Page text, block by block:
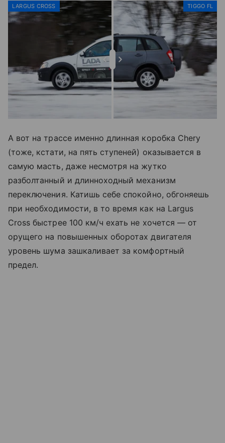
LARGUS CROSS TIGGO FL
А вот на трассе именно длинная коробка Chery
(тоже, кстати, на пять ступеней) оказывается в
самую масть, даже несмотря на жутко
разболтанный и длинноходный механизм
переключения. Катишь себе спокойно, обгоняешь
при необходимости, в то время как на Largus
Cross быстрее 100 км/ч ехать не хочется — от
орущего на повышенных оборотах двигателя
уровень шума зашкаливает за комфортный
предел.